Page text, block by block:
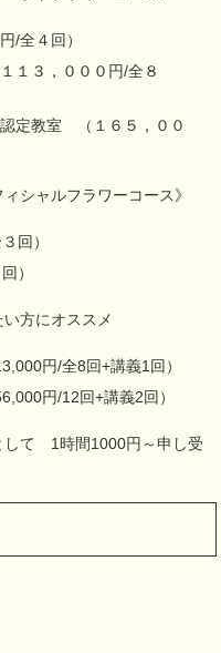
/全４回）
１３，０００円/全８
定教室 （１６５，００
シャルフラワーコース》
回）
）
方にオススメ
円/全8回+講義1回）
円/12回+講義2回）
して 1時間1000円～申し受